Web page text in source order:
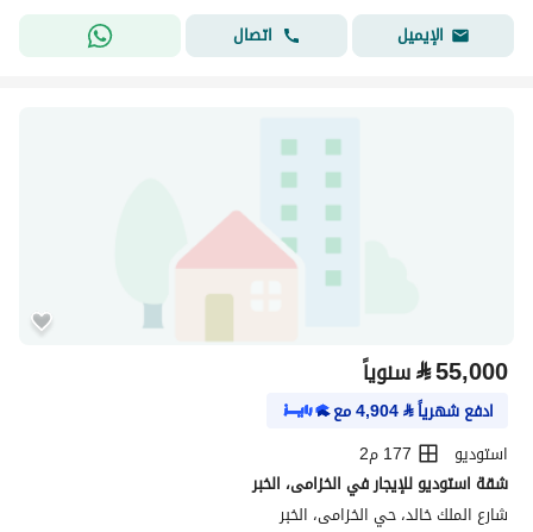
الإيميل
اتصال
⃁55,000 سنوياً
ادفع شهرياً⃁
4,904مع
استوديو
177 م2
شقة استوديو للإيجار في الخزامى، الخبر
شارع الملك خالد، حي الخزامى، الخبر